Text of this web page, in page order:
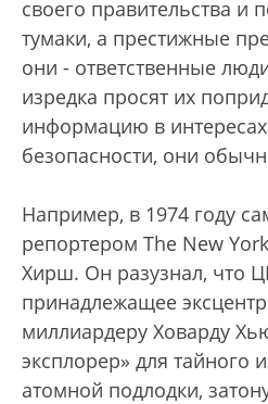
своего правительства и
тумаки, а престижные
они - ответственные
изредка просят их
информацию в
безопасности, они
Например, в 1974 году
репортером The New
Хирш. Он разузнал, что
принадлежащее
миллиардеру Ховарду
эксплорер» для тайного
атомной подлодки,